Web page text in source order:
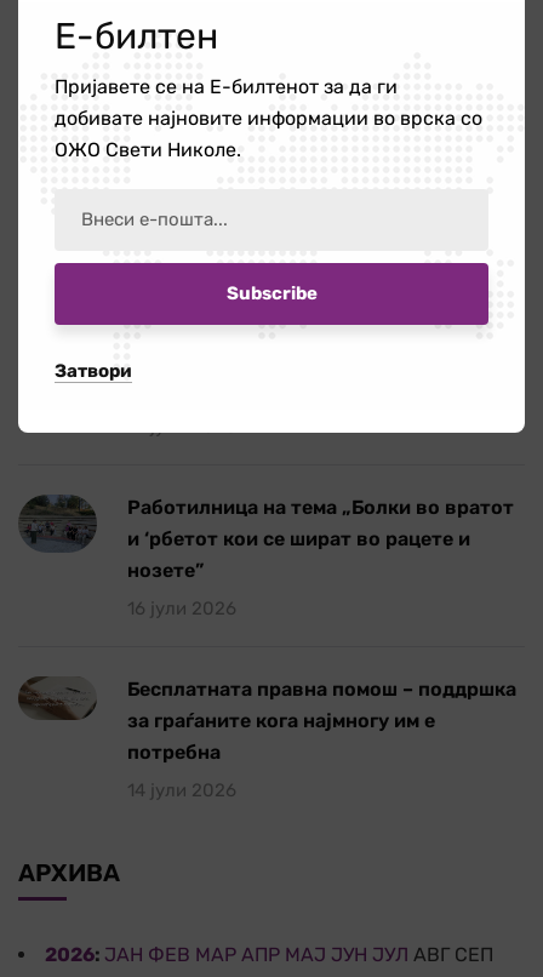
Новости
ОЖО
Публикации
Повик за ангажирање на едукатор/ка
Работилница на тема „Болки во вратот
и ‘рбетот кои се шират во рацете и
нозете”
16 јули 2026
Бесплатната правна помош – поддршка
за граѓаните кога најмногу им е
потребна
14 јули 2026
АРХИВА
2026: ЈАН ФЕВ МАР АПР МАЈ ЈУН ЈУЛ АВГ СЕП
Е-билтен
Пријавете се на Е-билтенот за да ги
добивате најновите информации во врска со
ОЖО Свети Николе.
Затвори